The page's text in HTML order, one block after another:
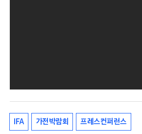
IFA 가전박람회 프레스컨퍼런스